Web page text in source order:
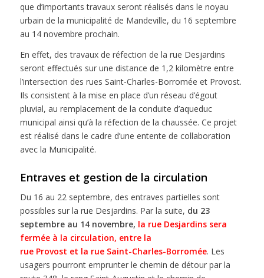
que d’importants travaux seront réalisés dans le noyau
urbain de la municipalité de Mandeville, du 16 septembre
au 14 novembre prochain.
En effet, des travaux de réfection de la rue Desjardins
seront effectués sur une distance de 1,2 kilomètre entre
l’intersection des rues Saint-Charles-Borromée et Provost.
Ils consistent à la mise en place d’un réseau d’égout
pluvial, au remplacement de la conduite d’aqueduc
municipal ainsi qu’à la réfection de la chaussée. Ce projet
est réalisé dans le cadre d’une entente de collaboration
avec la Municipalité.
Entraves et gestion de la circulation
Du 16 au 22 septembre, des entraves partielles sont
possibles sur la rue Desjardins. Par la suite, du 23
septembre au 14 novembre, la rue Desjardins sera
fermée à la circulation, entre la
rue Provost et la rue Saint-Charles-Borromée. Les
usagers pourront emprunter le chemin de détour par la